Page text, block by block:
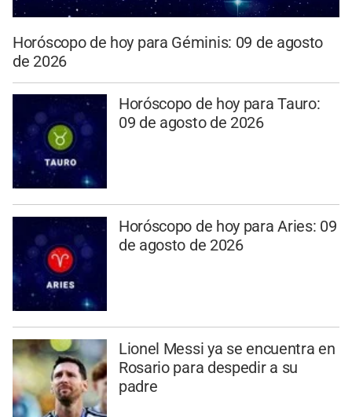
Horóscopo de hoy para Géminis: 09 de agosto
de 2026
Horóscopo de hoy para Tauro:
09 de agosto de 2026
Horóscopo de hoy para Aries: 09
de agosto de 2026
Lionel Messi ya se encuentra en
Rosario para despedir a su
padre